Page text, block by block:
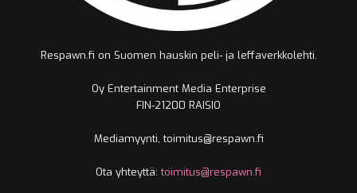
Respawn.fi on Suomen hauskin peli- ja leffaverkkolehti.
Oy Entertainment Media Enterprise
FIN-21200 RAISIO
Mediamyynti, toimitus@respawn.fi
Ota yhteyttä:toimitus@respawn.fi